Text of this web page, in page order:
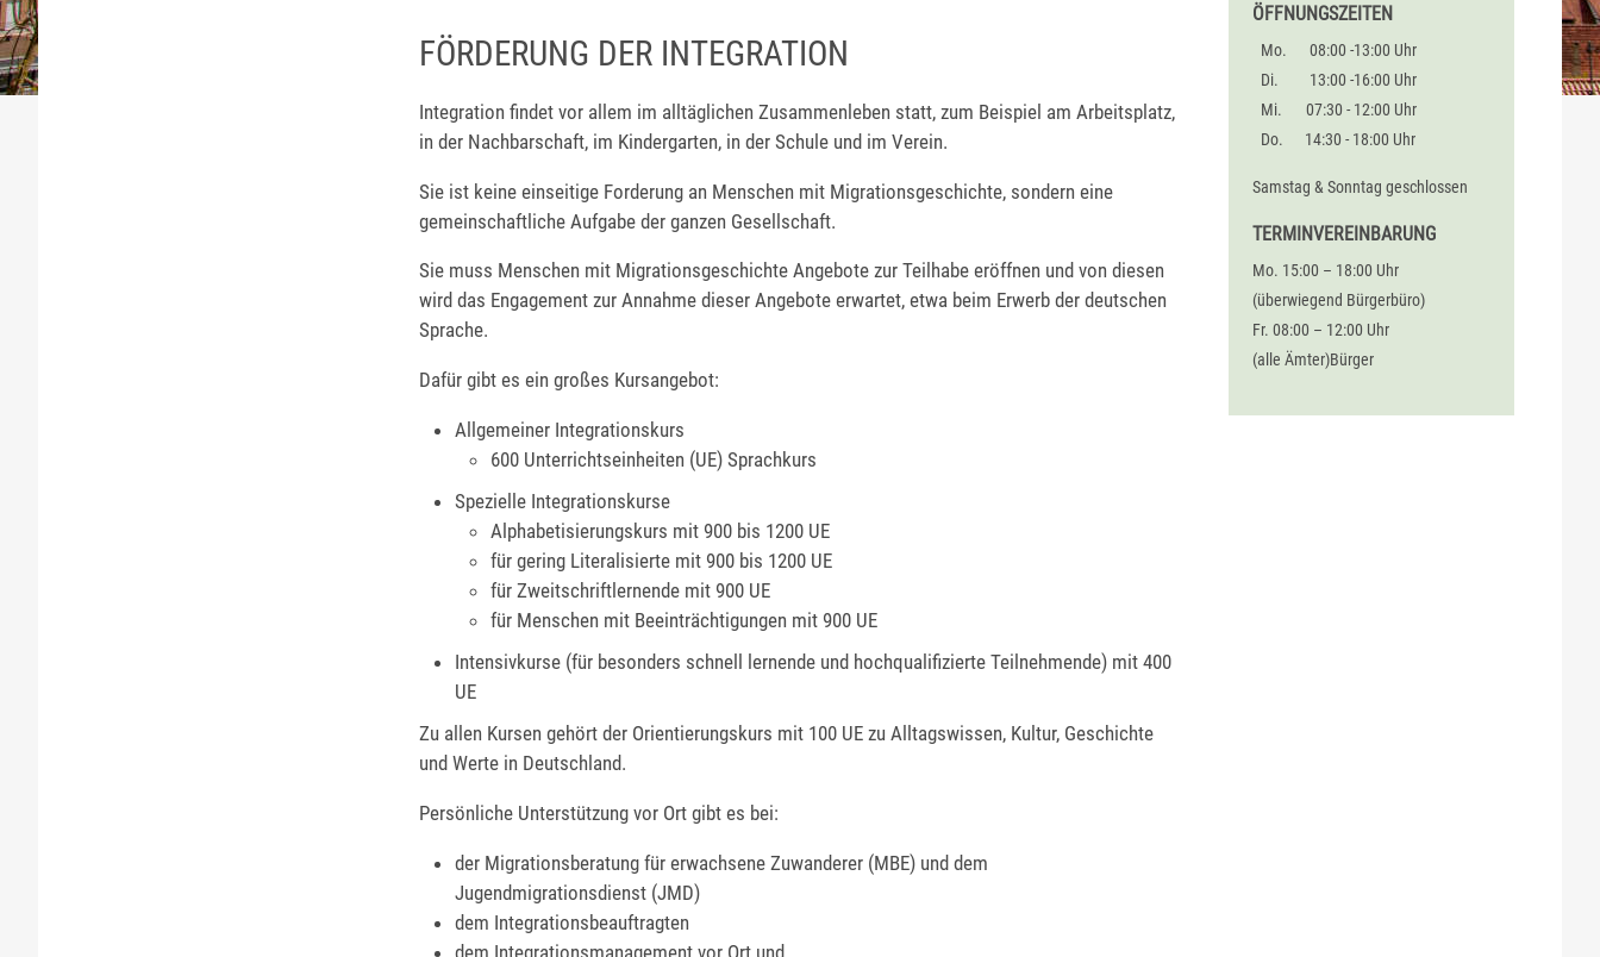
FÖRDERUNG DER INTEGRATION
Integration findet vor allem im alltäglichen Zusammenleben statt, zum Beispiel am Arbeitsplatz,
in der Nachbarschaft, im Kindergarten, in der Schule und im Verein.
Sie ist keine einseitige Forderung an Menschen mit Migrationsgeschichte, sondern eine
gemeinschaftliche Aufgabe der ganzen Gesellschaft.
Sie muss Menschen mit Migrationsgeschichte Angebote zur Teilhabe eröffnen und von diesen
wird das Engagement zur Annahme dieser Angebote erwartet, etwa beim Erwerb der deutschen
Sprache.
Dafür gibt es ein großes Kursangebot:
Allgemeiner Integrationskurs
600 Unterrichtseinheiten (UE) Sprachkurs
Spezielle Integrationskurse
Alphabetisierungskurs mit 900 bis 1200 UE
für gering Literalisierte mit 900 bis 1200 UE
für Zweitschriftlernende mit 900 UE
für Menschen mit Beeinträchtigungen mit 900 UE
Intensivkurse (für besonders schnell lernende und hochqualifizierte Teilnehmende) mit 400
UE
Zu allen Kursen gehört der Orientierungskurs mit 100 UE zu Alltagswissen, Kultur, Geschichte
und Werte in Deutschland.
Persönliche Unterstützung vor Ort gibt es bei:
der Migrationsberatung für erwachsene Zuwanderer (MBE) und dem
Jugendmigrationsdienst (JMD)
dem Integrationsbeauftragten
dem Integrationsmanagement vor Ort und
ÖFFNUNGSZEITEN
Mo.
08:00 -13:00 Uhr
Di.
13:00 -16:00 Uhr
Mi.
07:30 - 12:00 Uhr
Do.
14:30 - 18:00 Uhr
Samstag & Sonntag geschlossen
TERMINVEREINBARUNG
Mo. 15:00 – 18:00 Uhr
(überwiegend Bürgerbüro)
Fr. 08:00 – 12:00 Uhr
(alle Ämter)Bürger